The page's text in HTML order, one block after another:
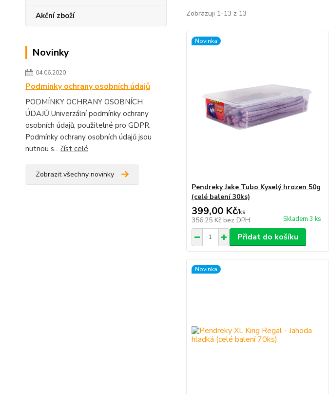
Akční zboží
Novinky
04.06.2020
Podmínky ochrany osobních údajů
PODMÍNKY OCHRANY OSOBNÍCH
ÚDAJŮ Univerzální podmínky ochrany
osobních údajů, použitelné pro GDPR.
Podmínky ochrany osobních údajů jsou
nutnou s... číst celé
Zobrazit všechny novinky
Zobrazuji 1-13 z 13
Novinka
Pendreky Jake Tubo Kyselý hrozen 50g
(celé balení 30ks)
399,00 Kč/ks
356,25 Kč bez DPH Skladem 3 ks
Přidat do košíku
Novinka